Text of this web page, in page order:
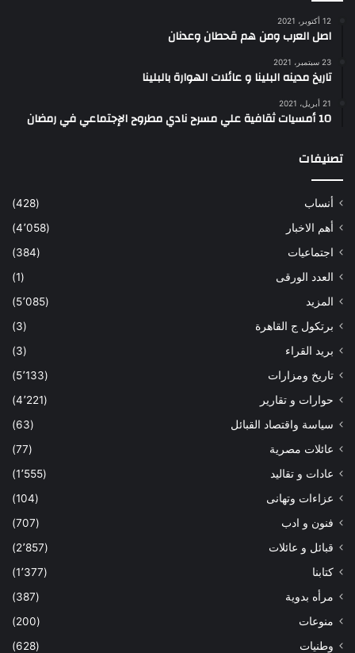
12 أكتوبر، 2021
اصل العرب ومن هم قحطان وعدنان
23 سبتمبر، 2021
تاريخ مدينه البلينا و عائلات الهوارة بالبلينا
21 أبريل، 2021
10 أمسيات ثقافية علي مسرح نادي مطروح الإجتماعي في رمضان
تصنيفات
أنساب
(428)
أهم الاخبار
(4٬058)
اجتماعيات
(384)
العدد الورقى
(1)
المزيد
(5٬085)
برتكول ج القاهرة
(3)
بريد القراء
(3)
تاريخ ومزارات
(5٬133)
حوارات و تقارير
(4٬221)
سياسة واقتصاد القبائل
(63)
عائلات مصرية
(77)
عادات و تقاليد
(1٬555)
عزاءات وتهانى
(104)
فنون و ادب
(707)
قبائل و عائلات
(2٬857)
كتابنا
(1٬377)
مرأه بدوية
(387)
منوعات
(200)
وطنيات
(628)